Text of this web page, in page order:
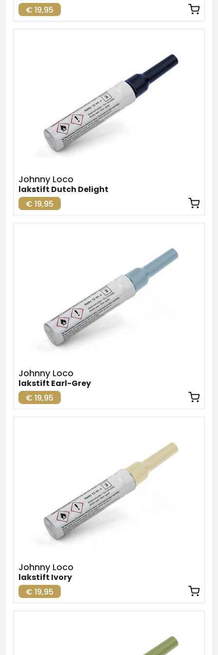
€ 19,95
Johnny Loco
lakstift Dutch Delight
€ 19,95
Johnny Loco
lakstift Earl-Grey
€ 19,95
Johnny Loco
lakstift Ivory
€ 19,95